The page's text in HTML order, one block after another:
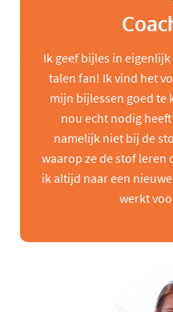
Ik geef bijles in
talen fan! Ik vind het
mijn bijlessen goed te
nou echt nodig
namelijk niet bij de
waarop ze de stof leren
ik altijd naar een
werkt